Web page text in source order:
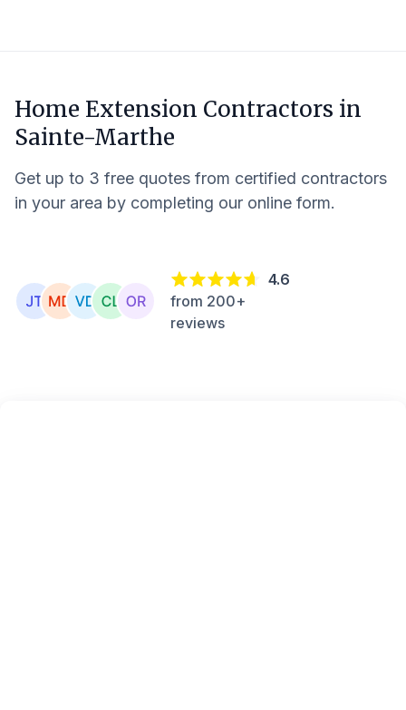
Home Extension Contractors in
Sainte-Marthe
Get up to 3 free quotes from certified contractors
in your area by completing our online form.
4.6
from 200+
reviews